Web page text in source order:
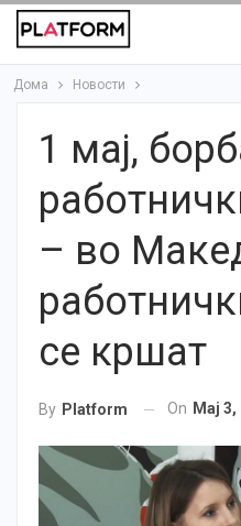
Дома Новости
1 мај,
– во
се кршат
By Platform On Мај 3,